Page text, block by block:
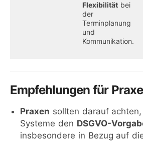
Flexibilität bei
der
Terminplanung
und
Kommunikation.
Empfehlungen für
Praxen sollten darauf
Systeme den DSGVO-
insbesondere in Bezug auf